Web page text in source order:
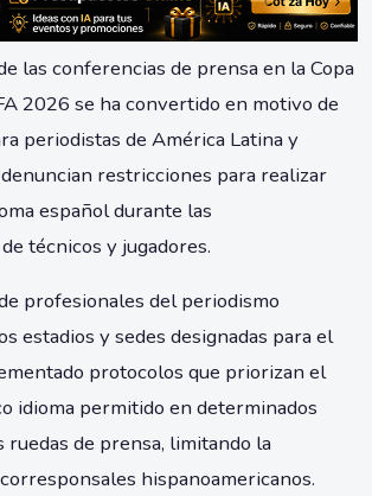
las conferencias de prensa en la Copa
2026 se ha convertido en motivo de
periodistas de América Latina y
restricciones para realizar
español durante las
técnicos y jugadores.
profesionales del periodismo
estadios y sedes designadas para el
protocolos que priorizan el
idioma permitido en determinados
ruedas de prensa, limitando la
hispanoamericanos.